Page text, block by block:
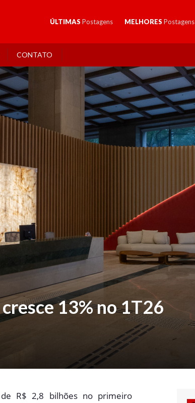
ÚLTIMAS Postagens MELHORES Postagens
CONTATO
13% no 1T26
R$ 2,8 bilhões no primeiro